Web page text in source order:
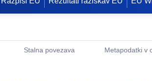
Stalna povezava
Metapodatki v